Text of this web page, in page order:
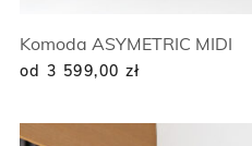
Komoda ASYMETRIC MIDI
od 3 599,00 zł